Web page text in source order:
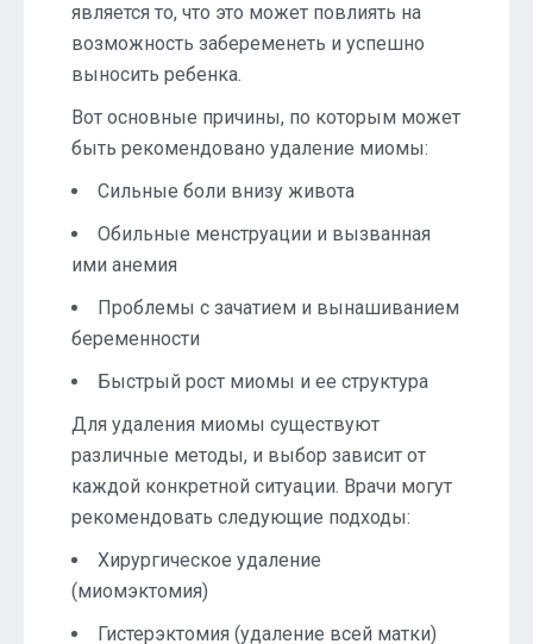
является то, что это может повлиять на
возможность забеременеть и успешно
выносить ребенка.
Вот основные причины, по которым может
быть рекомендовано удаление миомы:
Сильные боли внизу живота
Обильные менструации и вызванная
ими анемия
Проблемы с зачатием и вынашиванием
беременности
Быстрый рост миомы и ее структура
Для удаления миомы существуют
различные методы, и выбор зависит от
каждой конкретной ситуации. Врачи могут
рекомендовать следующие подходы:
Хирургическое удаление
(миомэктомия)
Гистерэктомия (удаление всей матки)